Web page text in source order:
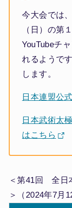
今大会では
（日）の第
YouTubeチ
れるようで
します。
日本連盟公
日本武術太
はこちら
＜第41回 全日
＞（2024年7月